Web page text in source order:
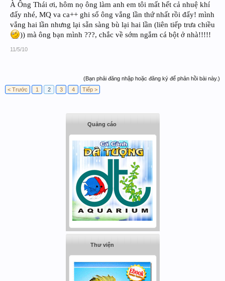
À Ông Thái ơi, hôm nọ ông làm anh em tôi mất hết cả nhuệ khí
đấy nhé, MQ va ca++ ghi sổ ông vắng lần thứ nhất rồi đấy! mình
vắng hai lần nhưng lại sẵn sàng bù lại hai lần (liên tiếp trưa chiều
)) mà ông bạn mình ???, chắc về sớm ngắm cá bột ở nhà!!!!!
11/5/10
(Bạn phải đăng nhập hoặc đăng ký để phản hồi bài này.)
< Trước
1 2 3 4 Tiếp >
Quảng cáo
Thư viện